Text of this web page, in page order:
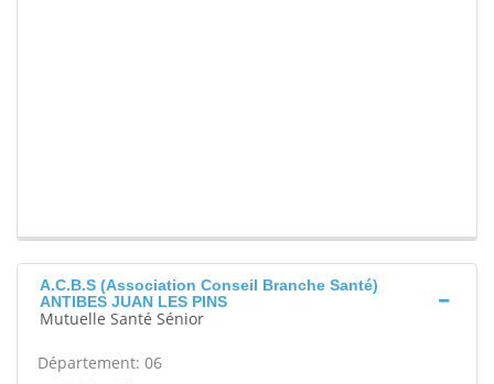
A.C.B.S (Association Conseil Branche Santé)
ANTIBES JUAN LES PINS
Mutuelle Santé Sénior
Département: 06